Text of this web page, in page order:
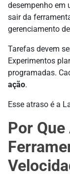
desempenho em
sair da
gerenciamento
Tarefas devem
Experimentos
programadas.
ação.
Esse atraso é a
Por